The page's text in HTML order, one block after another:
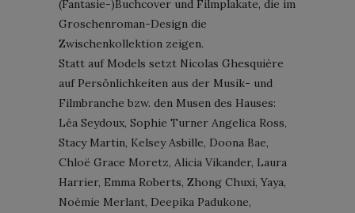
(Fantasie-)Buchcover und Filmplakate, die im
Groschenroman-Design die
Zwischenkollektion zeigen.
Statt auf Models setzt Nicolas Ghesquière
auf Persönlichkeiten aus der Musik- und
Filmbranche bzw. den Musen des Hauses:
Léa Seydoux, Sophie Turner Angelica Ross,
Stacy Martin, Kelsey Asbille, Doona Bae,
Chloë Grace Moretz, Alicia Vikander, Laura
Harrier, Emma Roberts, Zhong Chuxi, Yaya,
Noémie Merlant, Deepika Padukone,